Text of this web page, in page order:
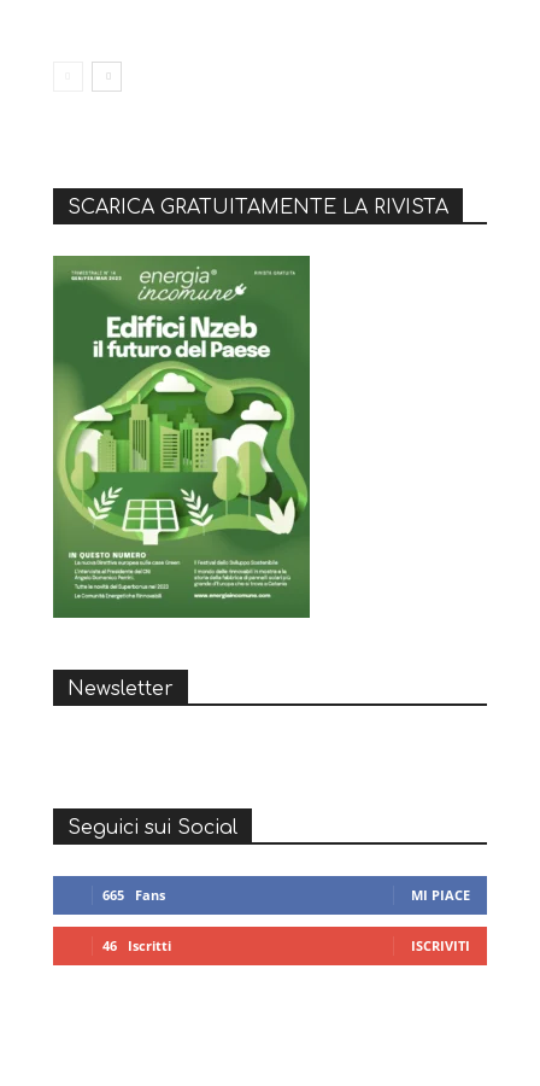
SCARICA GRATUITAMENTE LA RIVISTA
Newsletter
Seguici sui Social
665 Fans MI PIACE
46 Iscritti ISCRIVITI